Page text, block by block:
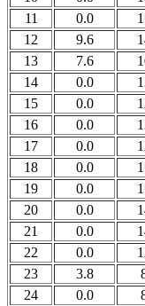
11
0.0
12
9.6
13
7.6
14
0.0
15
0.0
16
0.0
17
0.0
18
0.0
19
0.0
20
0.0
21
0.0
22
0.0
23
3.8
24
0.0